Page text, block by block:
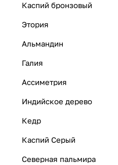
Каспий бронзовый
Этория
Альмандин
Галия
Ассиметрия
Индийское дерево
Кедр
Каспий Серый
Северная пальмира